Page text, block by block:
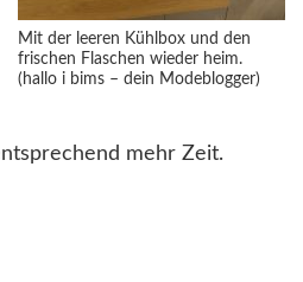
Mit der leeren Kühlbox und den
frischen Flaschen wieder heim.
(hallo i bims – dein Modeblogger)
mehr Zeit.